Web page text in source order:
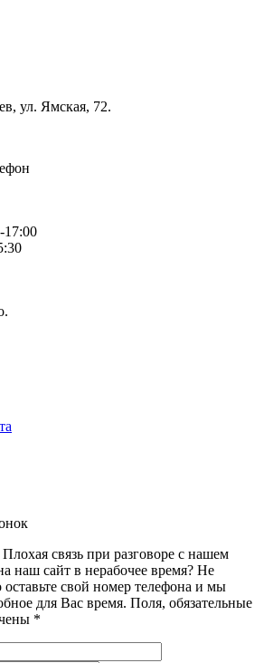
ул. Ямская, 72.
связь при разговоре с нашем
наш сайт в нерабочее время? Не
оставьте свой номер телефона и мы
для Вас время. Поля, обязательные
*